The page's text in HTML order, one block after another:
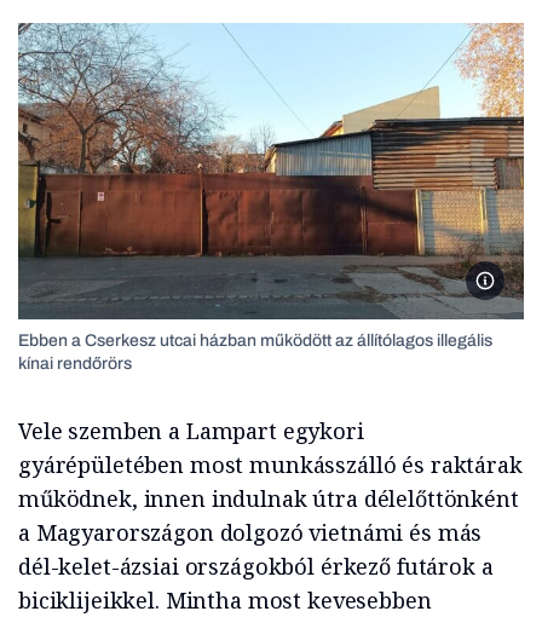
Ebben
Ebben a Cserkesz utcai házban működött az állítólagos illegális
kínai rendőrörs
Vele szemben a Lampart egykori
gyárépületében most munkásszálló és raktárak
működnek, innen indulnak útra délelőttönként
a Magyarországon dolgozó vietnámi és más
dél-kelet-ázsiai országokból érkező futárok a
biciklijeikkel. Mintha most kevesebben